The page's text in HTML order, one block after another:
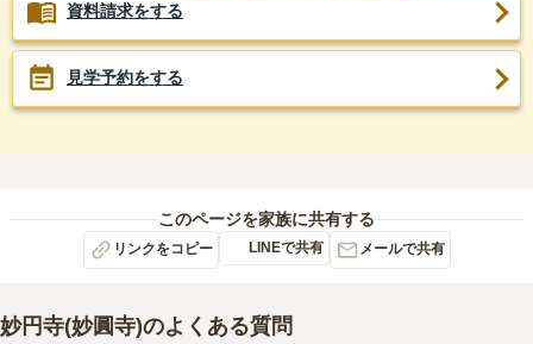
資料請求をする
見学予約をする
このページを家族に共有する
リンクをコピー LINEで共有 メールで共有
妙円寺(妙圓寺)のよくある質問